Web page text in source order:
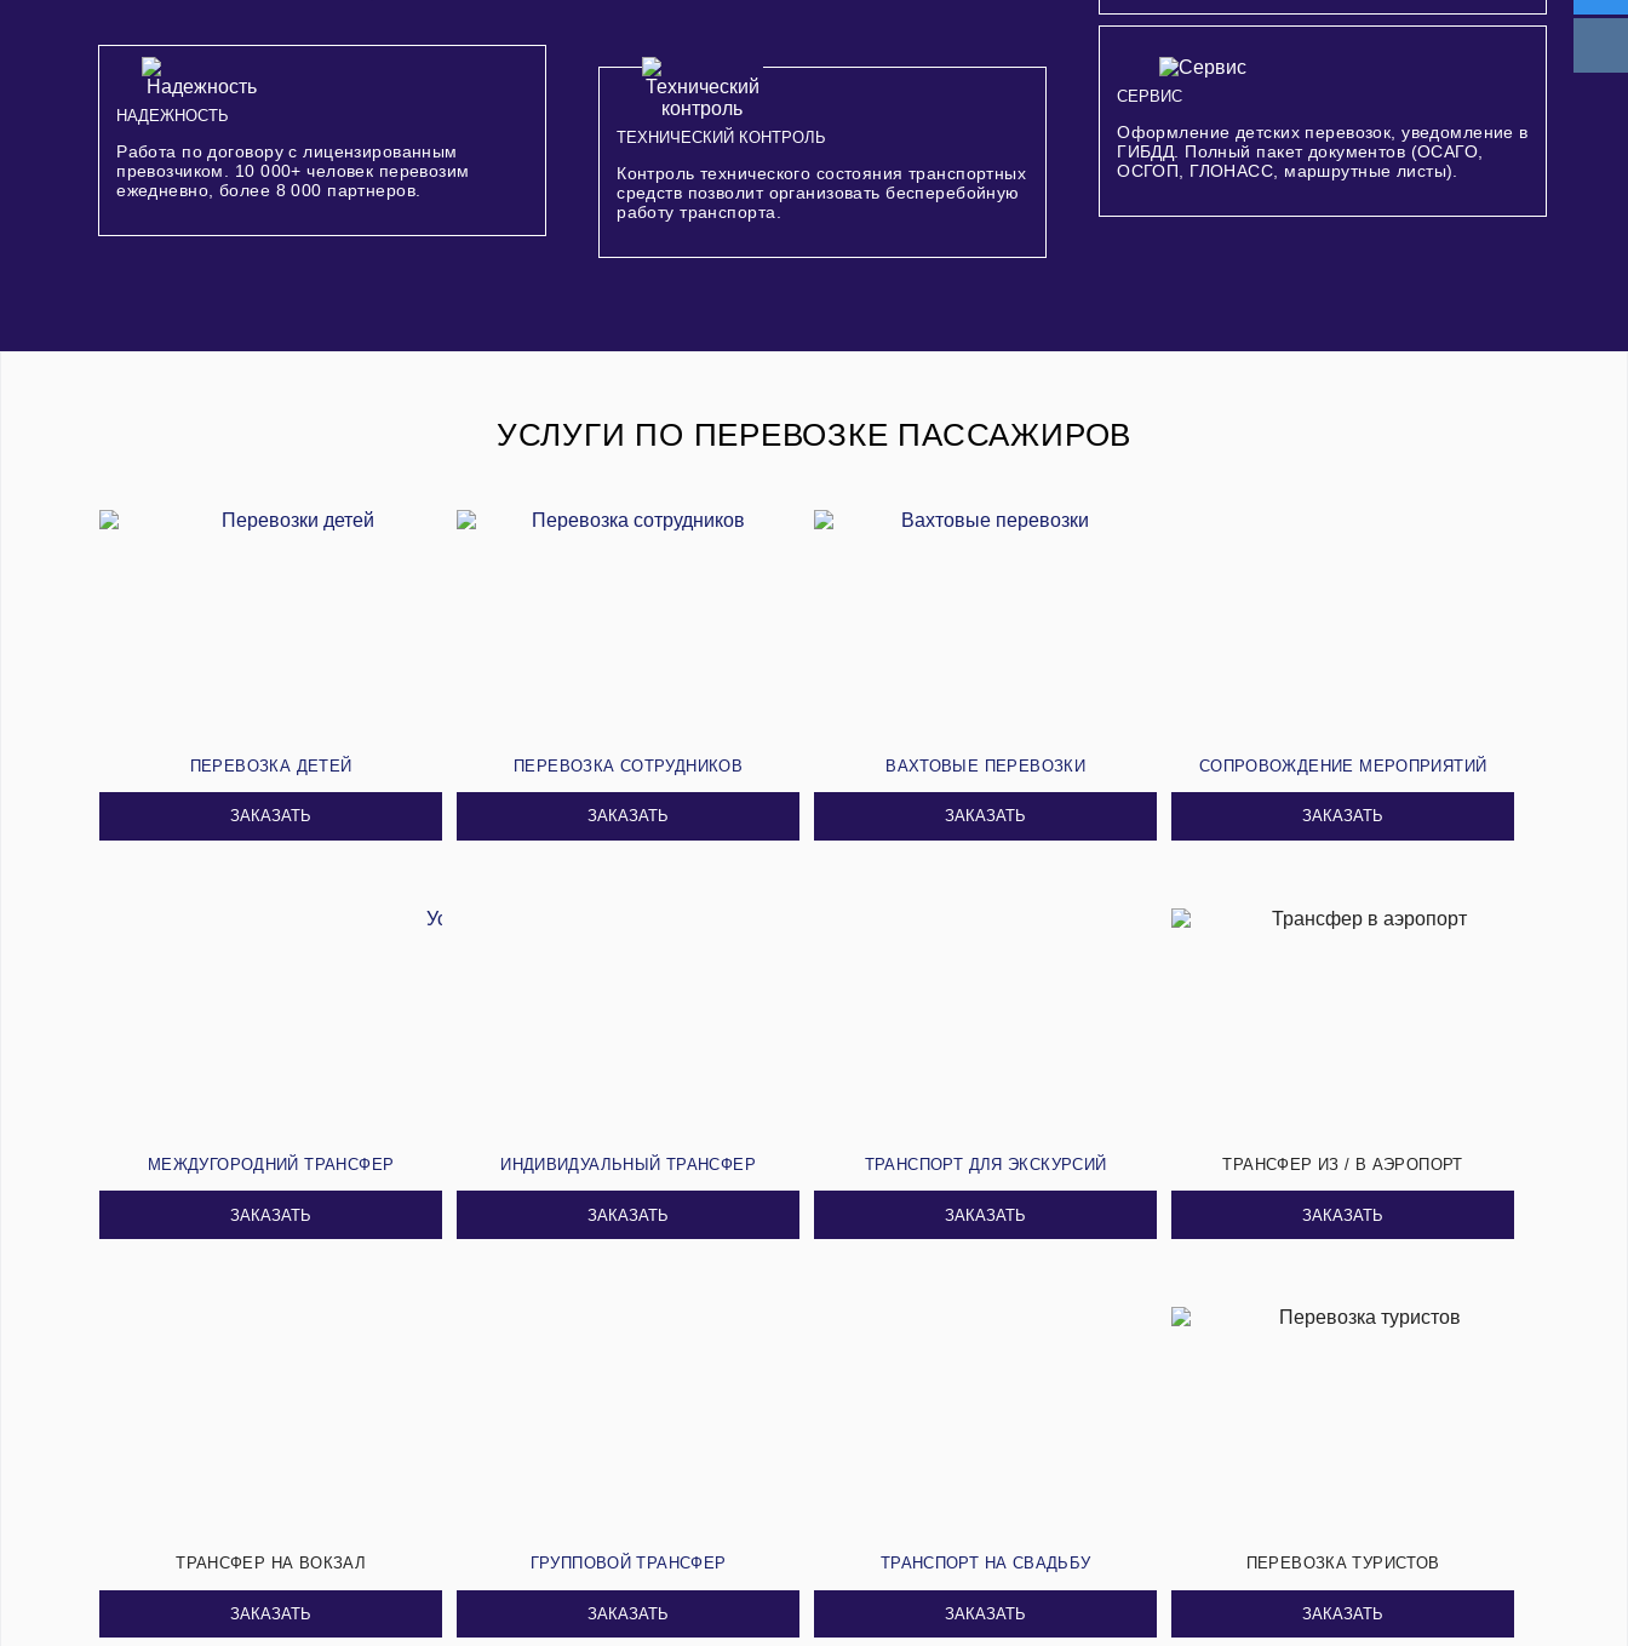
НАДЕЖНОСТЬ
Работа по договору с лицензированным
превозчиком. 10 000+ человек перевозим
ежедневно, более 8 000 партнеров.
ТЕХНИЧЕСКИЙ КОНТРОЛЬ
Контроль технического состояния транспортных
средств позволит организовать бесперебойную
работу транспорта.
СЕРВИС
Оформление детских перевозок, уведомление в
ГИБДД. Полный пакет документов (ОСАГО,
ОСГОП, ГЛОНАСС, маршрутные листы).
УСЛУГИ ПО ПЕРЕВОЗКЕ ПАССАЖИРОВ
ПЕРЕВОЗКА ДЕТЕЙ
ЗАКАЗАТЬ
ПЕРЕВОЗКА СОТРУДНИКОВ
ЗАКАЗАТЬ
ВАХТОВЫЕ ПЕРЕВОЗКИ
ЗАКАЗАТЬ
СОПРОВОЖДЕНИЕ МЕРОПРИЯТИЙ
ЗАКАЗАТЬ
МЕЖДУГОРОДНИЙ ТРАНСФЕР
ЗАКАЗАТЬ
ИНДИВИДУАЛЬНЫЙ ТРАНСФЕР
ЗАКАЗАТЬ
ТРАНСПОРТ ДЛЯ ЭКСКУРСИЙ
ЗАКАЗАТЬ
ТРАНСФЕР ИЗ / В АЭРОПОРТ
ЗАКАЗАТЬ
ТРАНСФЕР НА ВОКЗАЛ
ЗАКАЗАТЬ
ГРУППОВОЙ ТРАНСФЕР
ЗАКАЗАТЬ
ТРАНСПОРТ НА СВАДЬБУ
ЗАКАЗАТЬ
ПЕРЕВОЗКА ТУРИСТОВ
ЗАКАЗАТЬ